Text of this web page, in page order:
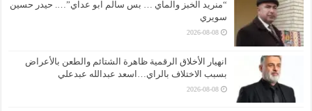
“منريد الخبز والماي … بس سالم ابو عداي”…. حيدر حسين
سويري
2026-08-08
انهيار الأخلاق الرقمية ظاهرة الشتائم والطعن بالأعراض
بسبب الاختلاف بالراي…اسعد عبدالله عبدعلي
2026-08-08